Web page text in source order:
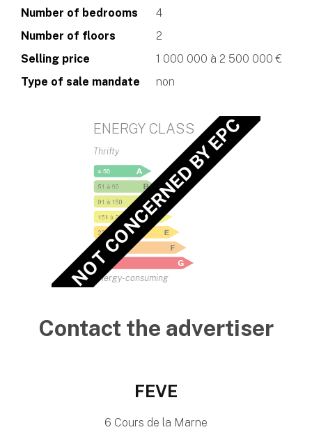
Number of bedrooms
4
Number of floors
2
Selling price
1 000 000 à 2 500 000 €
Type of sale mandate
non
ENERGY CLASS
Thrifty
Energy-consuming
NOT CONCERNED BY EPC
Contact the advertiser
FEVE
6 Cours de la Marne